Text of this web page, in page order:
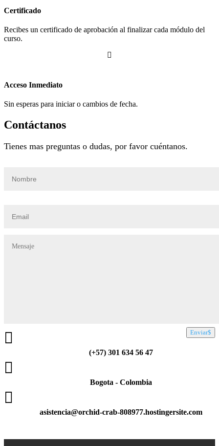
Certificado
Recibes un certificado de aprobación al finalizar cada módulo del
curso.

Acceso Inmediato
Sin esperas para iniciar o cambios de fecha.
Contáctanos
Tienes mas preguntas o dudas, por favor cuéntanos.
Enviar

(+57) 301 634 56 47

Bogota - Colombia

asistencia@orchid-crab-808977.hostingersite.com